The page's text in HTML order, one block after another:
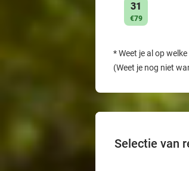
31
€79
*Weet je al op
(Weet je nog niet
Selectie van